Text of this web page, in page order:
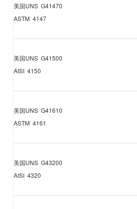
美国UNS G41470
ASTM 4147
美国UNS G41500
AISI 4150
美国UNS G41610
ASTM 4161
美国UNS G43200
AISI 4320